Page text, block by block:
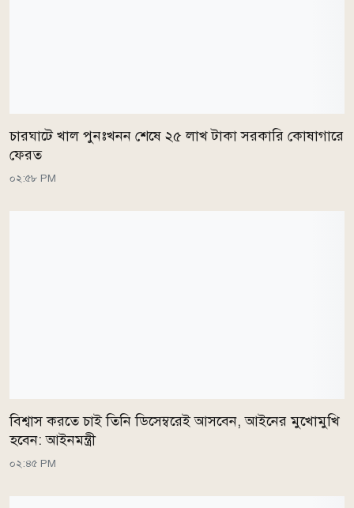
চারঘাটে খাল পুনঃখনন শেষে ২৫ লাখ টাকা সরকারি কোষাগারে
ফেরত
০২:৫৮ PM
বিশ্বাস করতে চাই তিনি ডিসেম্বরেই আসবেন, আইনের মুখোমুখি
হবেন: আইনমন্ত্রী
০২:৪৫ PM